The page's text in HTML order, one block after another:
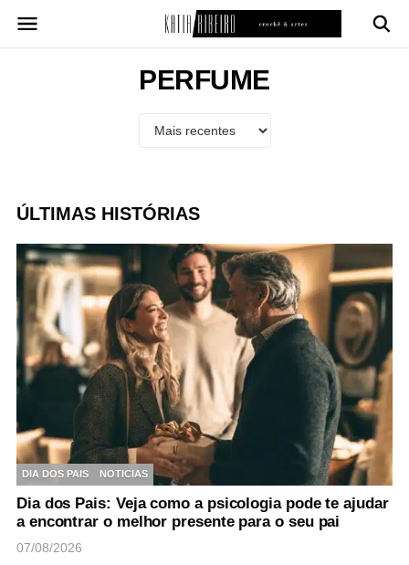
para
PERFUME
ÚLTIMAS HISTÓRIAS
DIA DOS PAIS NOTICIAS
Dia dos Pais: Veja como a psicologia pode te ajudar
a encontrar o melhor presente para o seu pai
07/08/2026